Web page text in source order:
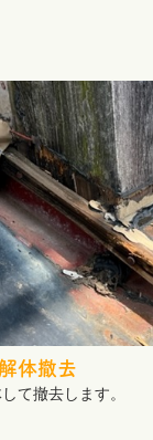
体撤去
て撤去します。